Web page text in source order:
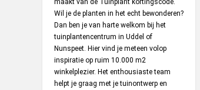
maakt van de Tuinplant kortingscode.
Wil je de planten in het echt bewonderen?
Dan ben je van harte welkom bij het
tuinplantencentrum in Uddel of
Nunspeet. Hier vind je meteen volop
inspiratie op ruim 10.000 m2
winkelplezier. Het enthousiaste team
helpt je graag met je tuinontwerp en